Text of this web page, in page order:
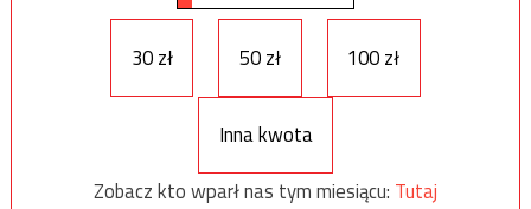
30 zł 50 zł 100 zł
Inna kwota
Zobacz kto wparł nas tym miesiącu: Tutaj